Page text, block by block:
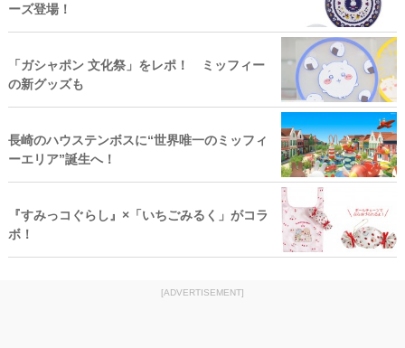
ーズ登場！
「ガシャポン 文化祭」をレポ！ ミッフィー
の新グッズも
長崎のハウステンボスに“世界唯一のミッフィ
ーエリア”誕生へ！
『すみっコぐらし』×「いちごみるく」がコラ
ボ！
[ADVERTISEMENT]